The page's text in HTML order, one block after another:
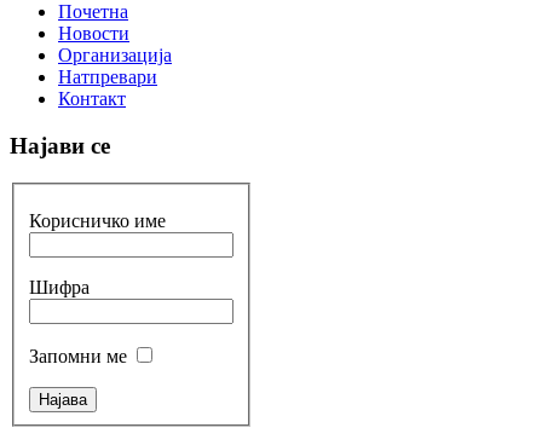
Почетна
Новости
Организација
Натпревари
Контакт
Најави се
Корисничко име
Шифра
Запомни ме